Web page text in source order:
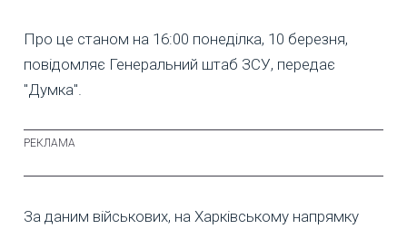
Про це станом на 16:00 понеділка, 10 березня,
повідомляє Генеральний штаб ЗСУ, передає
"Думка".
За даним військових, на Харківському напрямку